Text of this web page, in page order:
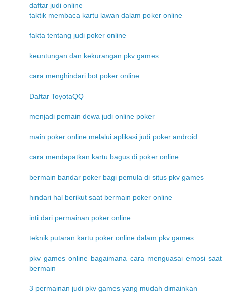
daftar judi online
taktik membaca kartu lawan dalam poker online
fakta tentang judi poker online
keuntungan dan kekurangan pkv games
cara menghindari bot poker online
Daftar ToyotaQQ
menjadi pemain dewa judi online poker
main poker online melalui aplikasi judi poker android
cara mendapatkan kartu bagus di poker online
bermain bandar poker bagi pemula di situs pkv games
hindari hal berikut saat bermain poker online
inti dari permainan poker online
teknik putaran kartu poker online dalam pkv games
pkv games online bagaimana cara menguasai emosi saat
bermain
3 permainan judi pkv games yang mudah dimainkan